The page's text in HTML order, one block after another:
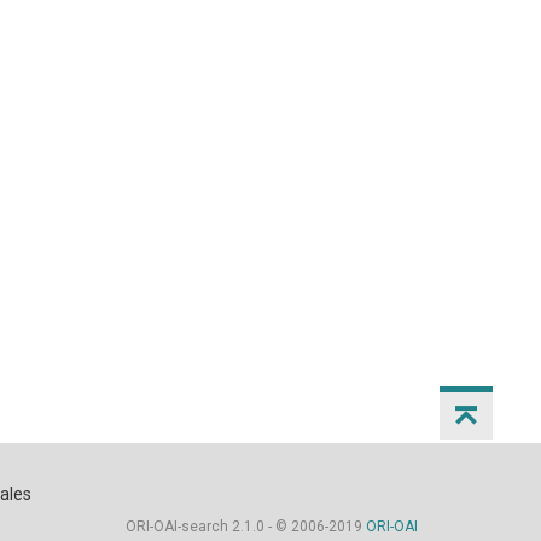
ORI-OAI-search 2.1.0 - © 2006-2019 ORI-OAI